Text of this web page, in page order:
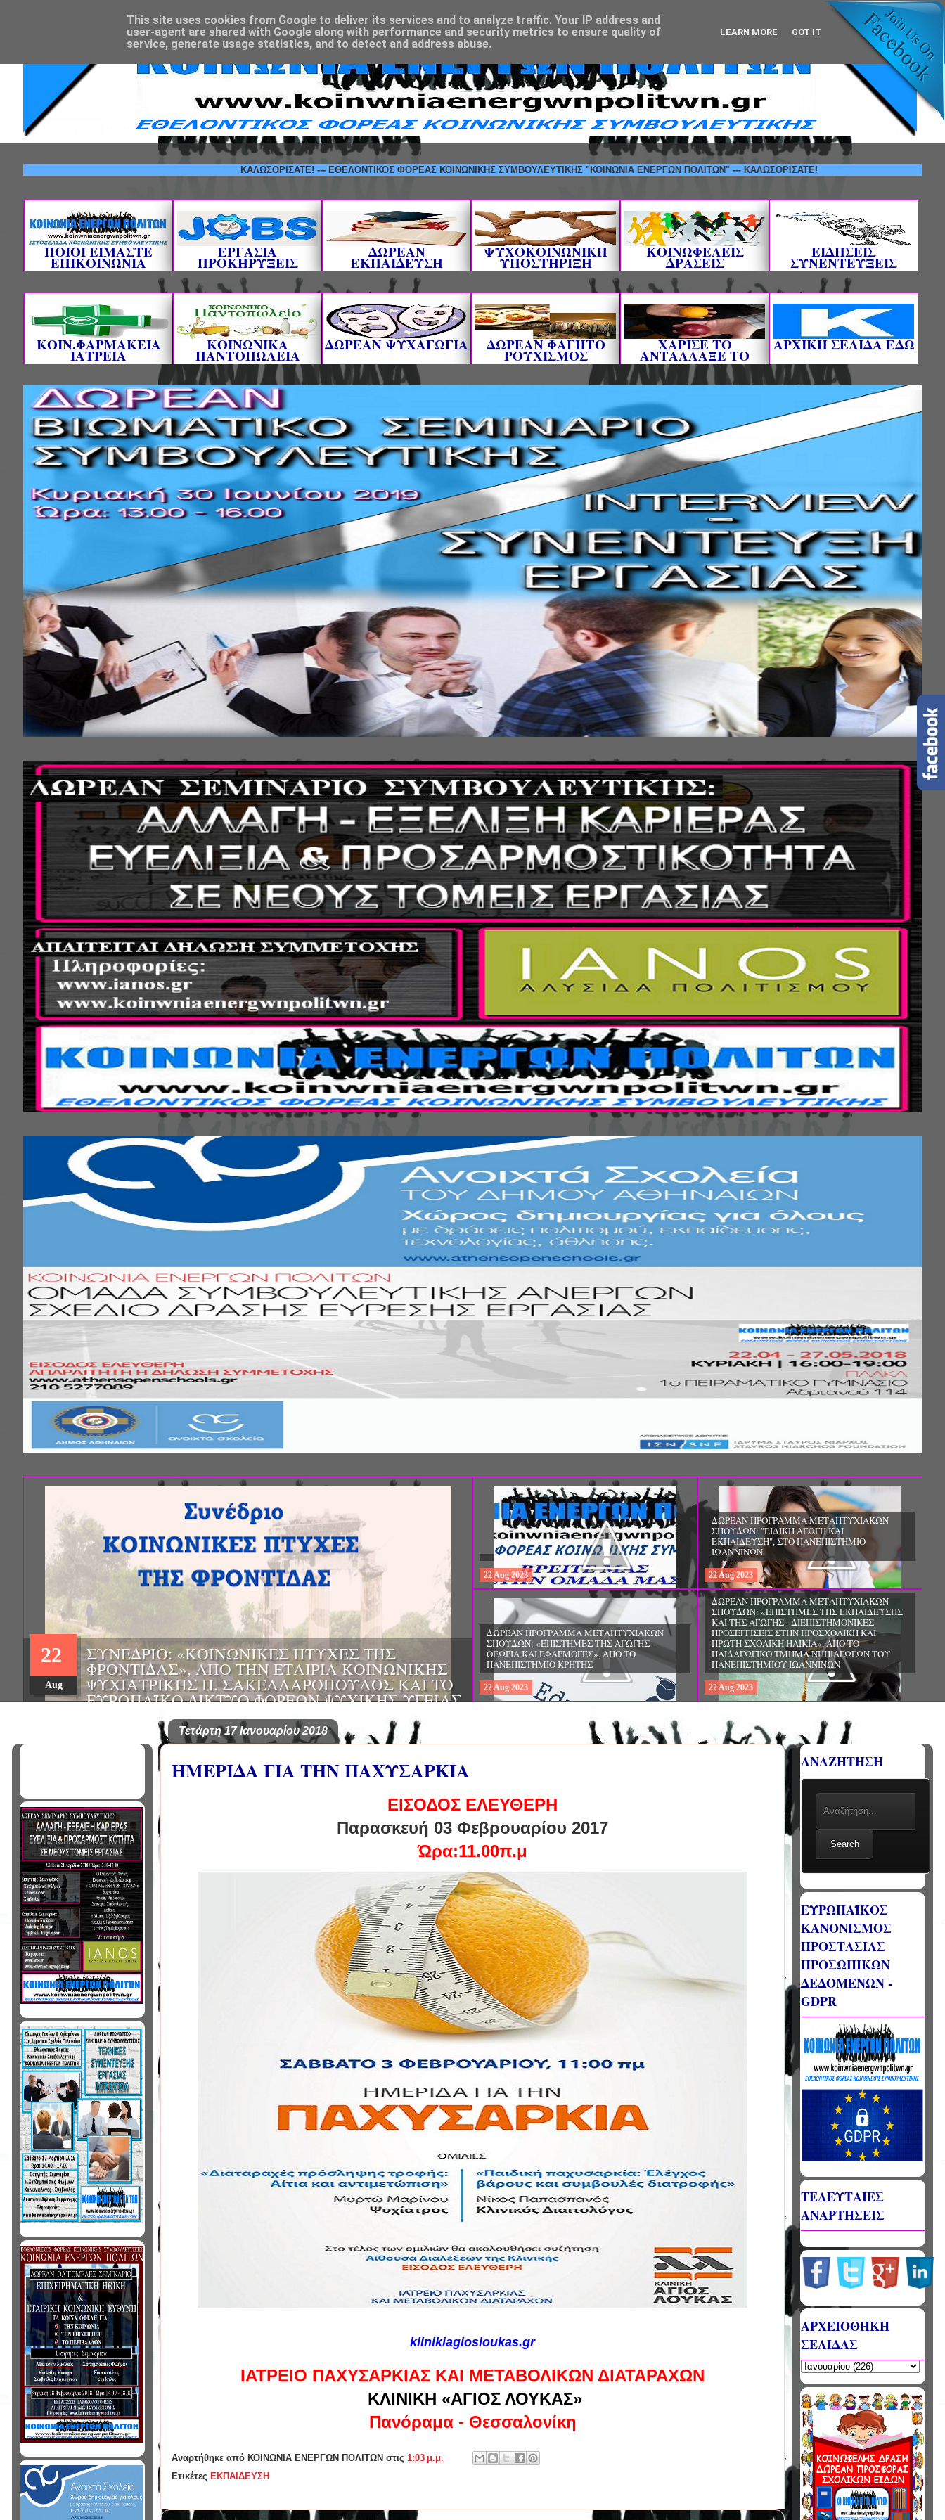
ΚΑΛΩΣΟΡΙΣΑΤΕ! --- ΕΘΕΛΟΝΤΙΚΟΣ ΦΟΡΕΑΣ ΚΟΙΝΩΝΙΚΗΣ ΣΥΜΒΟΥΛΕΥΤΙΚΗΣ "ΚΟΙΝΩΝΙΑ ΕΝΕΡΓΩΝ ΠΟΛΙΤΩΝ" --- ΚΑΛΩΣΟΡΙΣΑΤΕ!
ΠΟΙΟΙ ΕΙΜΑΣΤΕ
ΕΠΙΚΟΙΝΩΝΙΑ
ΕΡΓΑΣΙΑ
ΠΡΟΚΗΡΥΞΕΙΣ
ΔΩΡΕΑΝ
ΕΚΠΑΙΔΕΥΣΗ
ΨΥΧΟΚΟΙΝΩΝΙΚΗ
ΥΠΟΣΤΗΡΙΞΗ
ΚΟΙΝΩΦΕΛΕΙΣ
ΔΡΑΣΕΙΣ
ΕΙΔΗΣΕΙΣ
ΣΥΝΕΝΤΕΥΞΕΙΣ
ΚΟΙΝ.ΦΑΡΜΑΚΕΙΑ
ΙΑΤΡΕΙΑ
ΚΟΙΝΩΝΙΚΑ
ΠΑΝΤΟΠΩΛΕΙΑ
ΔΩΡΕΑΝ ΨΥΧΑΓΩΓΙΑ ΔΩΡΕΑΝ ΦΑΓΗΤΟ
ΡΟΥΧΙΣΜΟΣ
ΧΑΡΙΣΕ ΤΟ
ΑΝΤΑΛΛΑΞΕ ΤΟ
AΡΧΙΚΗ ΣΕΛΙΔΑ ΕΔΩ
ΗΜΕΡΙΔΑ: "ΠΡΟΒΛΗΜΑΤΙΣΜΟΙ & ΔΙΛΗΜΜΑΤΑ
ΠΟΥ ΑΝΤΙΜΕΤΩΠΙΖΕΙ ΚΑΘΗΜΕΡΙΝΑ O
ΠΑΘΟΛΟΓΟΣ", ΑΠΟ ΤΗΝ ΕΤΑΙΡΕΙΑ
ΠΑΘΟΛΟΓΙΑΣ ΒΟΡΕΙΟΔΥΤΙΚΗΣ ΕΛΛΑΔΟΣ ΚΑΙ
ΤΙΣ Α' & Β' ΠΑΝΕΠΙΣΤΗΜΙΑΚΕΣ ΠΑΘΟΛΟΓΙΚΕΣ
ΚΛΙΝΙΚΕΣ ΠΓΝΙ
01
Mar
ΣΥΝΕΔΡΙΟ: «ΚΟΙΝΩΝΙΚΕΣ ΠΤΥΧΕΣ ΤΗΣ
ΦΡΟΝΤΙΔΑΣ», ΑΠΟ ΤΗΝ ΕΤΑΙΡΙΑ ΚΟΙΝΩΝΙΚΗΣ
ΨΥΧΙΑΤΡΙΚΗΣ Π. ΣΑΚΕΛΛΑΡΟΠΟΥΛΟΣ ΚΑΙ ΤΟ
EΥΡΩΠΑΪΚΟ ΔΙΚΤΥΟ ΦΟΡΕΩΝ ΨΥΧΙΚΗΣ
ΥΓΕΙΑΣ ΑSKLEPIOS
22Aug 2023 22Aug 2023
ΔΩΡΕΑΝ ΠΡΟΓΡΑΜΜΑ ΜΕΤΑΠΤΥΧΙΑΚΩΝ
ΣΠΟΥΔΩΝ: "ΕΙΔΙΚΗ ΑΓΩΓΗ ΚΑΙ
ΕΚΠΑΙΔΕΥΣΗ", ΣΤΟ ΠΑΝΕΠΙΣΤΗΜΙΟ
ΙΩΑΝΝΙΝΩΝ
22Aug 2023
ΔΩΡΕΑΝ ΠΡΟΓΡΑΜΜΑ ΜΕΤΑΠΤΥΧΙΑΚΩΝ
ΣΠΟΥΔΩΝ: «ΕΠΙΣΤΗΜΕΣ ΤΗΣ ΑΓΩΓΗΣ -
ΘΕΩΡΙΑ ΚΑΙ ΕΦΑΡΜΟΓΕΣ», ΑΠΟ ΤΟ
ΠΑΝΕΠΙΣΤΗΜΙΟ ΚΡΗΤΗΣ
22Aug 2023
Τετάρτη 17 Ιανουαρίου 2018
ΗΜΕΡΙΔΑ ΓΙΑ ΤΗΝ ΠΑΧΥΣΑΡΚΙΑ
ΕΙΣΟΔΟΣ ΕΛΕΥΘΕΡΗ
Παρασκευή 03 Φεβρουαρίου 2017
Ώρα:11.00π.μ
klinikiagiosloukas.gr
ΙΑΤΡΕΙΟ ΠΑΧΥΣΑΡΚΙΑΣ ΚΑΙ ΜΕΤΑΒΟΛΙΚΩΝ ΔΙΑΤΑΡΑΧΩΝ
ΚΛΙΝΙΚΗ «ΑΓΙΟΣ ΛΟΥΚΑΣ»
Πανόραμα - Θεσσαλονίκη
Αναρτήθηκε από ΚΟΙΝΩΝΙΑ ΕΝΕΡΓΩΝ ΠΟΛΙΤΩΝ στις 1:03 μ.μ.
Ετικέτες ΕΚΠΑΙΔΕΥΣΗ
ΑΝΑΖΗΤΗΣΗ
Search
ΕΥΡΩΠΑΪΚΟΣ
ΚΑΝΟΝΙΣΜΟΣ
ΠΡΟΣΤΑΣΙΑΣ
ΠΡΟΣΩΠΙΚΩΝ
ΔΕΔΟΜΕΝΩΝ -
GDPR
ΤΕΛΕΥΤΑΙΕΣ
ΑΝΑΡΤΗΣΕΙΣ
ΑΡΧΕΙΟΘΗΚΗ
ΣΕΛΙΔΑΣ
This site uses cookies from Google to deliver its services and to analyze traffic. Your IP address and
user-agent are shared with Google along with performance and security metrics to ensure quality of
service, generate usage statistics, and to detect and address abuse.
LEARN MORE GOT IT